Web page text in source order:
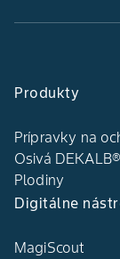
Produkty
Prípravky na
Osivá DEKALB®
Plodiny
Digitálne
MagiScout